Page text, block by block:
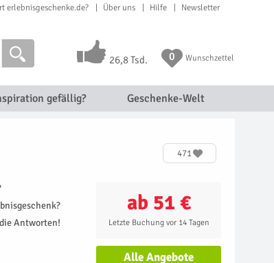
erlebnisgeschenke.de? Über uns Hilfe Newsletter
26,8 Tsd. 0 Wunschzettel
gefällig? Geschenke-Welt
471
ab 51 €
Letzte Buchung vor 14 Tagen
Alle Angebote
Antworten!